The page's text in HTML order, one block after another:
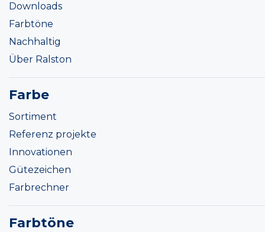
Downloads
Farbtöne
Nachhaltig
Über Ralston
Farbe
Sortiment
Referenz projekte
Innovationen
Gütezeichen
Farbrechner
Farbtöne